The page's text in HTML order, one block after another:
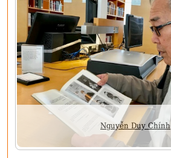
Nguyễn Duy Chính